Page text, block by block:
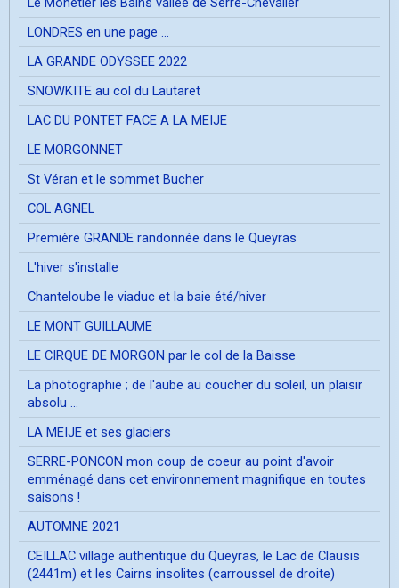
LONDRES en une page ...
LA GRANDE ODYSSEE 2022
SNOWKITE au col du Lautaret
LAC DU PONTET FACE A LA MEIJE
LE MORGONNET
St Véran et le sommet Bucher
COL AGNEL
Première GRANDE randonnée dans le Queyras
L'hiver s'installe
Chanteloube le viaduc et la baie été/hiver
LE MONT GUILLAUME
LE CIRQUE DE MORGON par le col de la Baisse
La photographie ; de l'aube au coucher du soleil, un plaisir
absolu ...
LA MEIJE et ses glaciers
SERRE-PONCON mon coup de coeur au point d'avoir
emménagé dans cet environnement magnifique en toutes
saisons !
AUTOMNE 2021
CEILLAC village authentique du Queyras, le Lac de Clausis
(2441m) et les Cairns insolites (carroussel de droite)